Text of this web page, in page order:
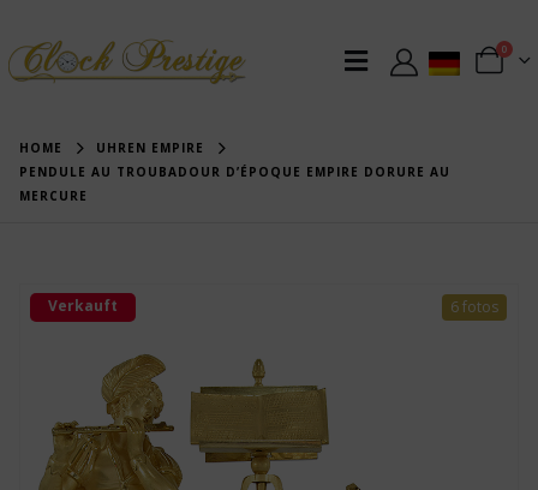
0
HOME
UHREN EMPIRE
PENDULE AU TROUBADOUR D’ÉPOQUE EMPIRE DORURE AU
MERCURE
6 fotos
Verkauft